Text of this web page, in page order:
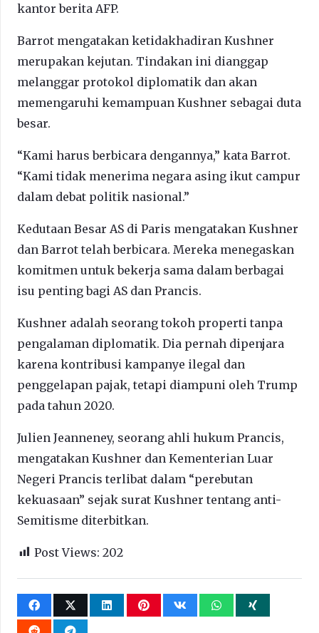
kantor berita AFP.
Barrot mengatakan ketidakhadiran Kushner
merupakan kejutan. Tindakan ini dianggap
melanggar protokol diplomatik dan akan
memengaruhi kemampuan Kushner sebagai duta
besar.
“Kami harus berbicara dengannya,” kata Barrot.
“Kami tidak menerima negara asing ikut campur
dalam debat politik nasional.”
Kedutaan Besar AS di Paris mengatakan Kushner
dan Barrot telah berbicara. Mereka menegaskan
komitmen untuk bekerja sama dalam berbagai
isu penting bagi AS dan Prancis.
Kushner adalah seorang tokoh properti tanpa
pengalaman diplomatik. Dia pernah dipenjara
karena kontribusi kampanye ilegal dan
penggelapan pajak, tetapi diampuni oleh Trump
pada tahun 2020.
Julien Jeanneney, seorang ahli hukum Prancis,
mengatakan Kushner dan Kementerian Luar
Negeri Prancis terlibat dalam “perebutan
kekuasaan” sejak surat Kushner tentang anti-
Semitisme diterbitkan.
Post Views: 202